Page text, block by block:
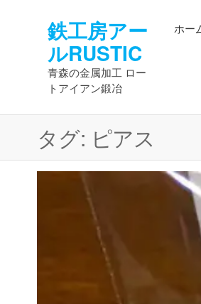
プ
鉄工房アー
ルRUSTIC
青森の金属加工 ロー
トアイアン鍛冶
ホー
タグ: ピアス